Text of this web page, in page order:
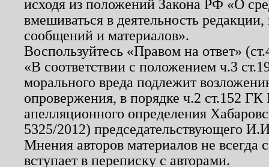
исходя из положений Закона РФ «О
вмешиваться в деятельность
сообщений и материалов».
Воспользуйтесь «Правом на ответ»
«В соответствии с положением ч.3
морального вреда подлежит
опровержения, в порядке ч.2 ст.152
апелляционного определения
5325/2012) председательствующего
Мнения авторов материалов не
вступает в переписку с авторами.